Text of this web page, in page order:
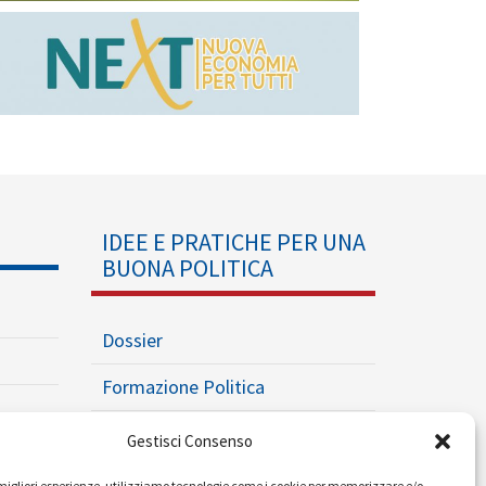
Gestisci Consenso
IDEE E PRATICHE PER UNA
BUONA POLITICA
Dossier
Formazione Politica
Eventi
Ricerche e Analisi